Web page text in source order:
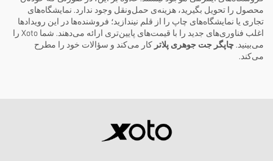
محصول را تحویل بگیرید، هزینه‌ی حمل‌ونقل وجود ندارد. نمایشگاه‌های
تجاری یا نمایشگاه‌های چاپ را از قلم نیندازید؛ فروشنده‌ها در این رویدادها
اغلب فناوری‌های جدید را با قیمت‌های پایین‌تری ارائه می‌دهند. شما Xoto را
می‌بینید. چاپگر جت جوهری پلاتر کار می‌کند و سؤالات خود را مطرح
می‌کند.